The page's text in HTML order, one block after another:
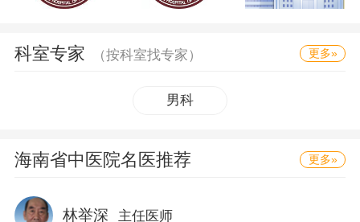
及中西结合治疗康复保健服务。 海南省中医院设
心、乳腺科、结石诊疗中心、特诊科、内科、肝
胆科、妇产科、儿科、骨伤科、外科、手术室、
炙推拿按摩科、理疗康复中心、体检中心、预防
设置齐全，有中西医结合急救中心、ICU病区、
科室专家 （按科室找专家） 更多»
男科
海南省中医院名医推荐 更多»
林举深 主任医师